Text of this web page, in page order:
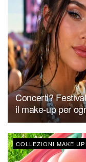
Concerti?
il make-up per
COLLEZIONI MAKE